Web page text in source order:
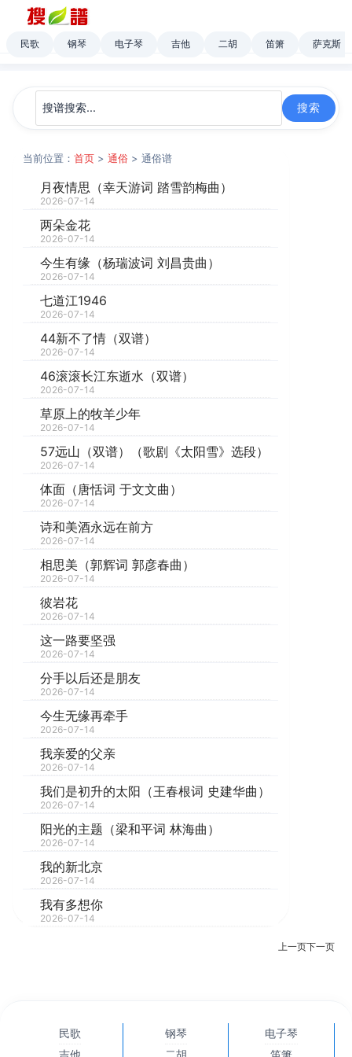
民歌 钢琴 电子琴 吉他 二胡 笛箫 萨克斯
当前位置：首页 >通俗 > 通俗谱
月夜情思（​幸天游词 踏雪韵梅曲）
2026-07-14
两朵金花
2026-07-14
今生有缘（杨瑞波词 刘昌贵曲）
2026-07-14
七道江1946
2026-07-14
44新不了情（双谱）
2026-07-14
46滚滚长江东逝水（双谱）
2026-07-14
草原上的牧羊少年
2026-07-14
57远山（双谱）（歌剧《太阳雪》选段）
2026-07-14
体面（唐恬词 于文文曲）
2026-07-14
​诗和美酒永远在前方
2026-07-14
相思美（郭辉词 郭彦春曲）
2026-07-14
彼岩花
2026-07-14
这一路要坚强
2026-07-14
分手以后还是朋友
2026-07-14
今生无缘再牵手
2026-07-14
我亲爱的父亲
2026-07-14
我们是初升的太阳（王春根词 史建华曲）
2026-07-14
阳光的主题（梁和平词 林海曲）
2026-07-14
我的新北京
2026-07-14
我有多想你
2026-07-14
上一页下一页
民歌 钢琴
电子琴
吉他
二胡 笛箫